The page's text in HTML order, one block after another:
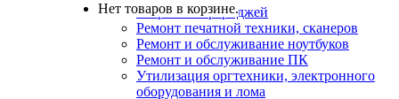
Нет товаров в корзине.
Заправка картриджей
Ремонт печатной техники, сканеров
Ремонт и обслуживание ноутбуков
Ремонт и обслуживание ПК
Утилизация оргтехники, электронного
оборудования и лома